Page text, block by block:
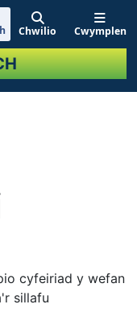
Chwilio Cwymplen
cyfeiriad y wefan
sillafu